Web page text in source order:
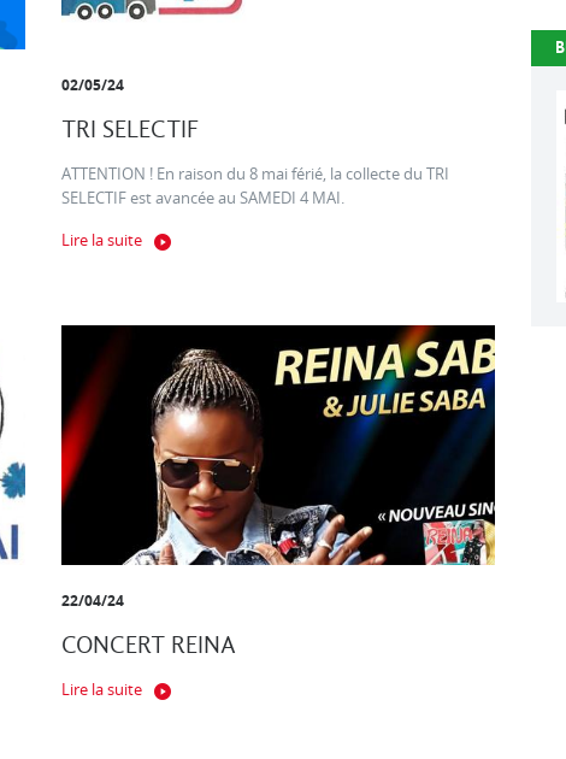
02/05/24
TRI SELECTIF
ATTENTION ! En raison du 8 mai férié, la collecte du TRI
SELECTIF est avancée au SAMEDI 4 MAI.
Lire la suite
22/04/24
CONCERT REINA
Lire la suite